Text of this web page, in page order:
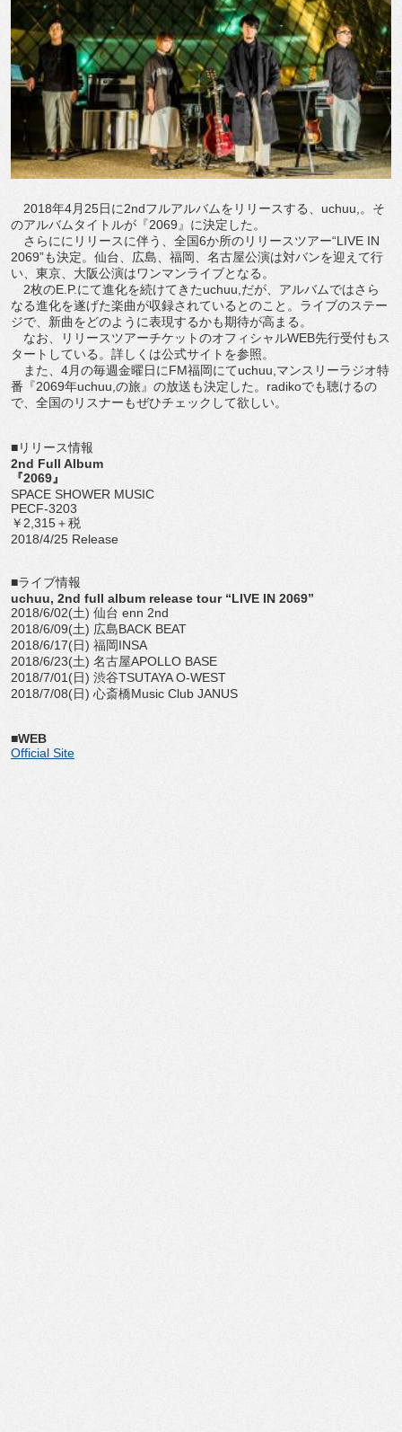
2018年4月25日に2ndフルアルバムをリリースする、uchuu,。そ
のアルバムタイトルが『2069』に決定した。
さらににリリースに伴う、全国6か所のリリースツアー“LIVE IN
2069”も決定。仙台、広島、福岡、名古屋公演は対バンを迎えて行
い、東京、大阪公演はワンマンライブとなる。
2枚のE.P.にて進化を続けてきたuchuu,だが、アルバムではさら
なる進化を遂げた楽曲が収録されているとのこと。ライブのステー
ジで、新曲をどのように表現するかも期待が高まる。
なお、リリースツアーチケットのオフィシャルWEB先行受付もス
タートしている。詳しくは公式サイトを参照。
また、4月の毎週金曜日にFM福岡にてuchuu,マンスリーラジオ特
番『2069年uchuu,の旅』の放送も決定した。radikoでも聴けるの
で、全国のリスナーもぜひチェックして欲しい。
■リリース情報
2nd Full Album
『2069』
SPACE SHOWER MUSIC
PECF-3203
￥2,315＋税
2018/4/25 Release
■ライブ情報
uchuu, 2nd full album release tour “LIVE IN 2069”
2018/6/02(土) 仙台 enn 2nd
2018/6/09(土) 広島BACK BEAT
2018/6/17(日) 福岡INSA
2018/6/23(土) 名古屋APOLLO BASE
2018/7/01(日) 渋谷TSUTAYA O-WEST
2018/7/08(日) 心斎橋Music Club JANUS
■WEB
Official Site